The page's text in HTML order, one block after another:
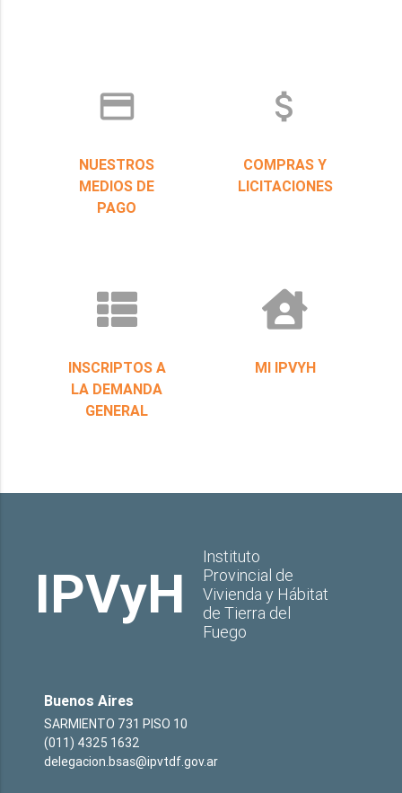
credit_card
NUESTROS
MEDIOS DE
PAGO
attach_money
COMPRAS Y
LICITACIONES
INSCRIPTOS A
LA DEMANDA
GENERAL
MI IPVYH
IPVyH
Instituto
Provincial de
Vivienda y Hábitat
de Tierra del
Fuego
Buenos Aires
SARMIENTO 731 PISO 10
(011) 4325 1632
delegacion.bsas@ipvtdf.gov.ar